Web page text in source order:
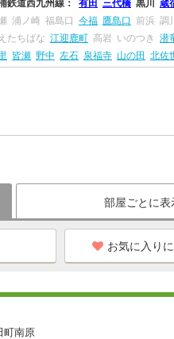
鉄道西九州線： 有田 三代橋 黒川 蔵
浦ノ崎 福島口 今福 鷹島口 前浜 調川
たちばな 江迎鹿町 高岩 いのつき 潜
皆瀬 野中 左石 泉福寺 山の田 北佐
部屋ごとに表
お気に入り
町南原